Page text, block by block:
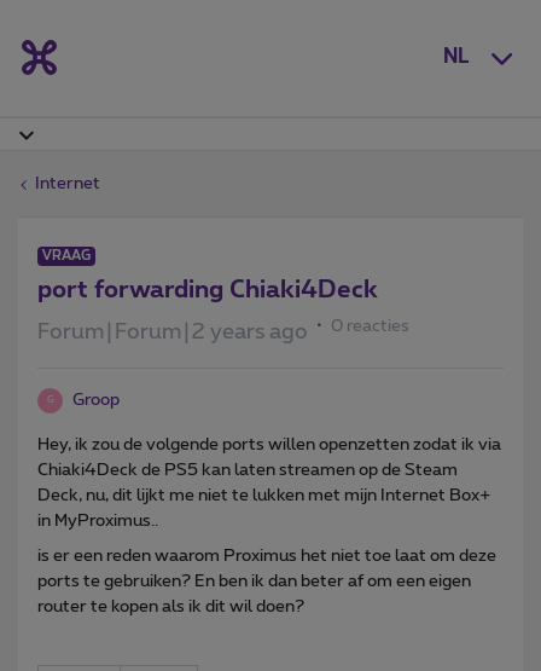
NL
Internet
VRAAG
port forwarding Chiaki4Deck
Forum|Forum|2 years ago 0 reacties
G Groop
Hey, ik zou de volgende ports willen openzetten zodat ik via
Chiaki4Deck de PS5 kan laten streamen op de Steam
Deck, nu, dit lijkt me niet te lukken met mijn Internet Box+
in MyProximus..
is er een reden waarom Proximus het niet toe laat om deze
ports te gebruiken? En ben ik dan beter af om een eigen
router te kopen als ik dit wil doen?